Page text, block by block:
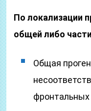
По локализации
общей либо
Общая
фронтальных